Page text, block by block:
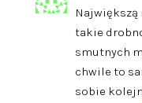
Największą
takie
smutnych
chwile to
sobie